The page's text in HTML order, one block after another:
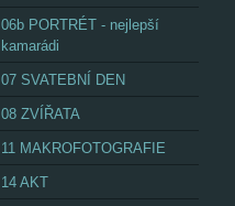
06b PORTRÉT - nejlepší
kamarádi
07 SVATEBNÍ DEN
08 ZVÍŘATA
11 MAKROFOTOGRAFIE
14 AKT